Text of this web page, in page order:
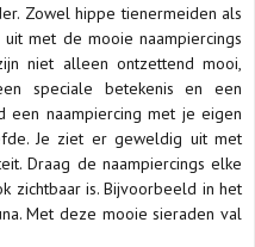
Zowel hippe tienermeiden als
met de mooie naampiercings
niet alleen ontzettend mooi,
speciale betekenis en een
een naampiercing met je eigen
Je ziet er geweldig uit met
Draag de naampiercings elke
zichtbaar is. Bijvoorbeeld in het
Met deze mooie sieraden val